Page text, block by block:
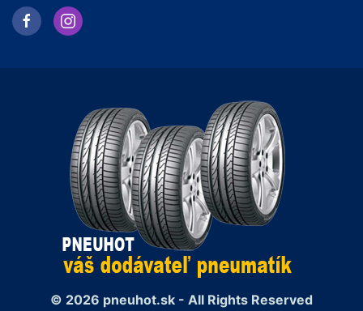
© 2026 pneuhot.sk - All Rights Reserved